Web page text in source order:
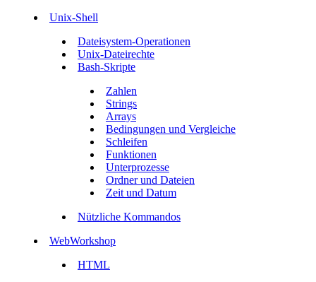
Unix-Shell
Dateisystem-Operationen
Unix-Dateirechte
Bash-Skripte
Zahlen
Strings
Arrays
Bedingungen und Vergleiche
Schleifen
Funktionen
Unterprozesse
Ordner und Dateien
Zeit und Datum
Nützliche Kommandos
WebWorkshop
HTML